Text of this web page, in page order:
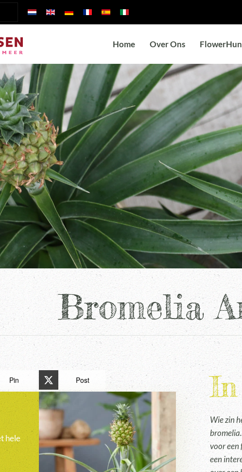
Home Over Ons
Bromelia
Pin Post
hele
In
Wie zin
voor een
een